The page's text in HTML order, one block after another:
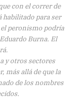
con el correr de
habilitado para ser
peronismo podría
Burna. El
y otros sectores
más allá de que la
de los nombres